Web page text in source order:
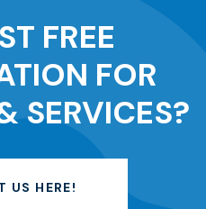
FREE
FOR
SERVICES?
US HERE!